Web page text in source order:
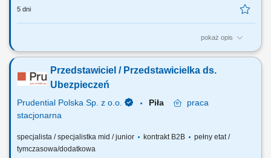
5 dni
pokaż opis
Twój zakres obowiązków: budowanie własnego biznesu przy wsparciu
organizacja własnej aktywności i kalendarza spotkań.
Przedstawiciel / Przedstawicielka ds.
Ubezpieczeń
Prudential Polska Sp. z o.o. Piła
praca
stacjonarna
specjalista / specjalistka mid / junior kontrakt B2B
pełny etat /
tymczasowa/dodatkowa